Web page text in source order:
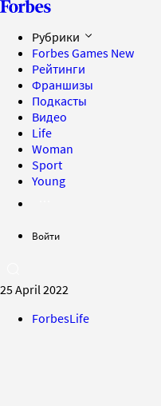
Рубрики
Forbes Games New
Рейтинги
Франшизы
Подкасты
Видео
Life
Woman
Sport
Young
Войти
25 April 2022
ForbesLife